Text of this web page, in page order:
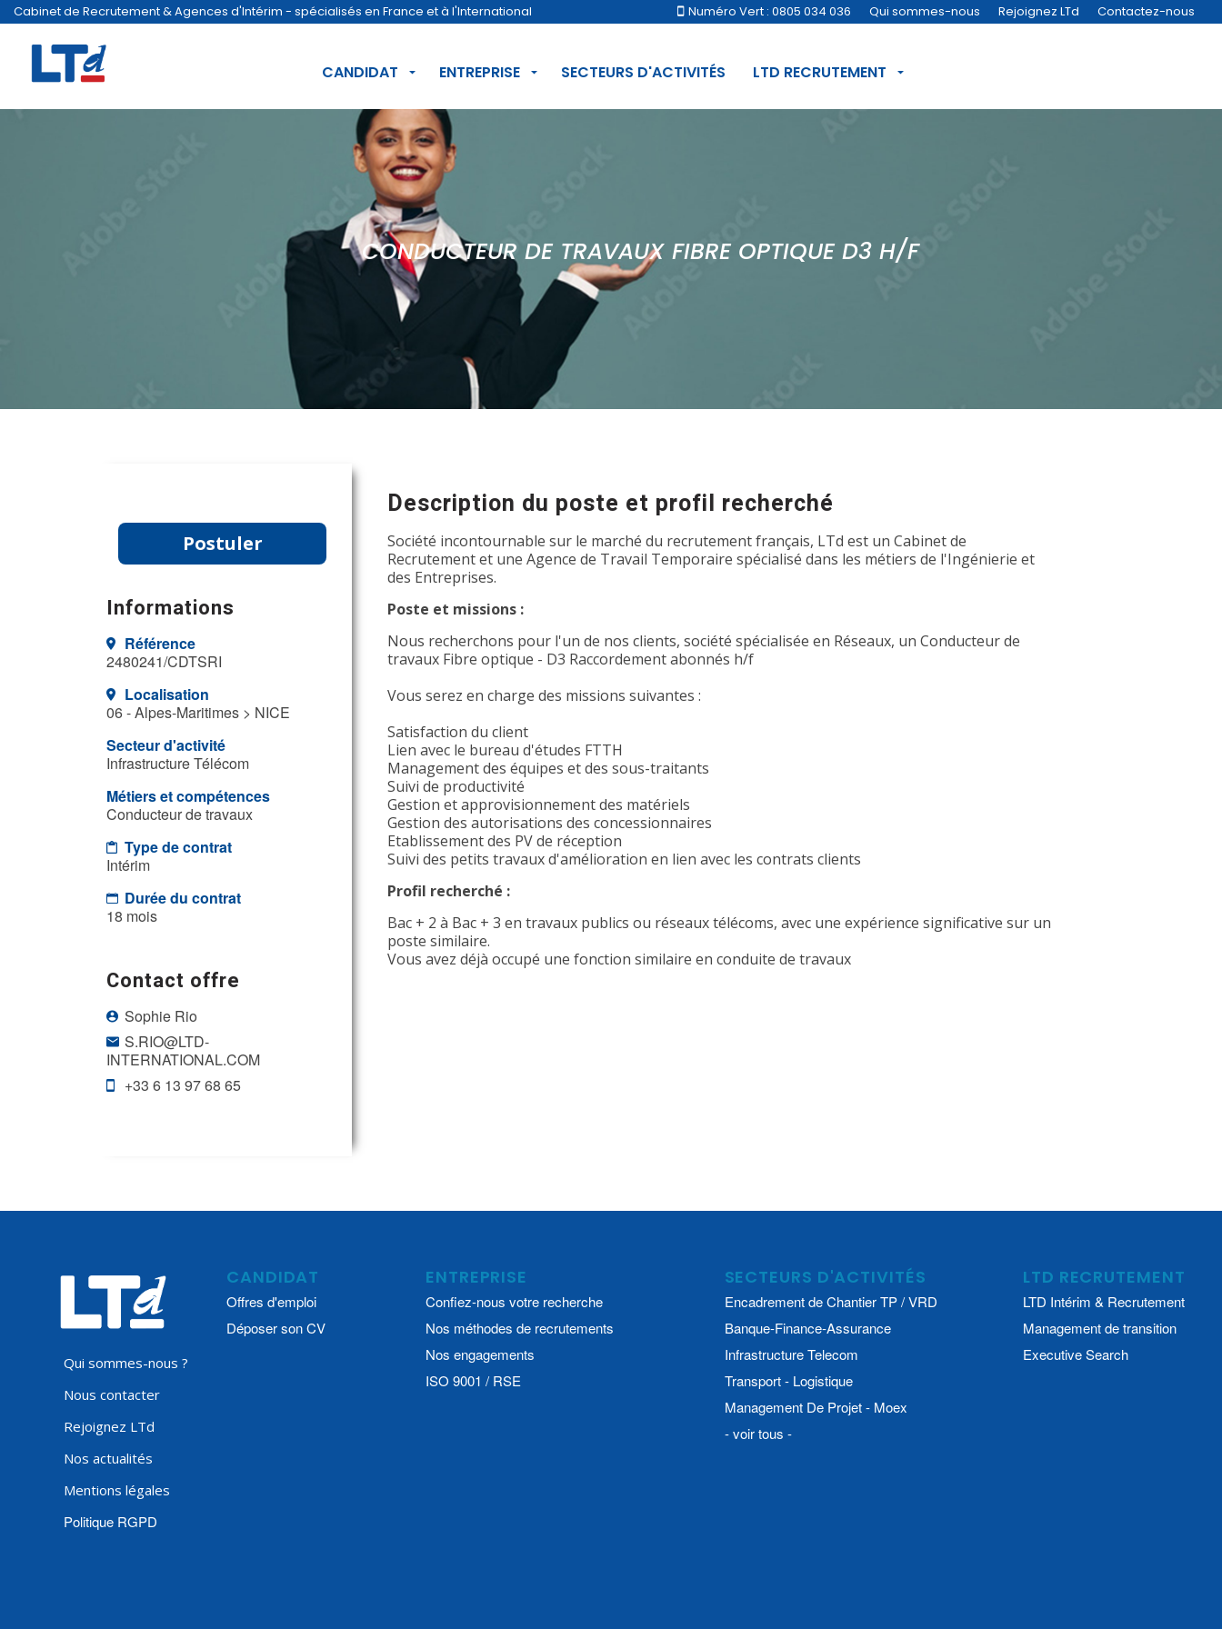
Cabinet de Recrutement & Agences d'Intérim - spécialisés en France et à l'International Numéro Vert : 0805 034 036 Qui sommes-nous Rejoignez LTd Contactez-nous
CANDIDAT ENTREPRISE SECTEURS D'ACTIVITÉS LTD RECRUTEMENT
CONDUCTEUR DE TRAVAUX FIBRE OPTIQUE D3 H/F
Postuler
Informations
Référence
2480241/CDTSRI
Localisation
06 - Alpes-Maritimes > NICE
Secteur d'activité
Infrastructure Télécom
Métiers et compétences
Conducteur de travaux
Type de contrat
Intérim
Durée du contrat
18 mois
Contact offre
Sophie Rio
S.RIO@LTD-
INTERNATIONAL.COM
+33 6 13 97 68 65
Description du poste et profil recherché
Société incontournable sur le marché du recrutement français, LTd est un Cabinet de
Recrutement et une Agence de Travail Temporaire spécialisé dans les métiers de l'Ingénierie et
des Entreprises.
Poste et missions :
Nous recherchons pour l'un de nos clients, société spécialisée en Réseaux, un Conducteur de
travaux Fibre optique - D3 Raccordement abonnés h/f
Vous serez en charge des missions suivantes :
Satisfaction du client
Lien avec le bureau d'études FTTH
Management des équipes et des sous-traitants
Suivi de productivité
Gestion et approvisionnement des matériels
Gestion des autorisations des concessionnaires
Etablissement des PV de réception
Suivi des petits travaux d'amélioration en lien avec les contrats clients
Profil recherché :
Bac + 2 à Bac + 3 en travaux publics ou réseaux télécoms, avec une expérience significative sur un
poste similaire.
Vous avez déjà occupé une fonction similaire en conduite de travaux
Qui sommes-nous ?
Nous contacter
Rejoignez LTd
Nos actualités
Mentions légales
Politique RGPD
CANDIDAT
Offres d'emploi
Déposer son CV
ENTREPRISE
Confiez-nous votre recherche
Nos méthodes de recrutements
Nos engagements
ISO 9001 / RSE
SECTEURS D'ACTIVITÉS
Encadrement de Chantier TP / VRD
Banque-Finance-Assurance
Infrastructure Telecom
Transport - Logistique
Management De Projet - Moex
- voir tous -
LTD RECRUTEMENT
LTD Intérim & Recrutement
Management de transition
Executive Search